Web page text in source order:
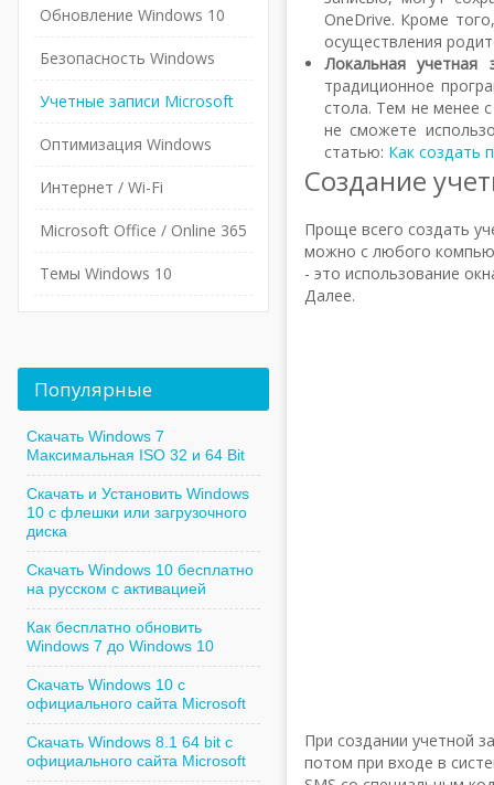
OneDrive. Кроме
осуществления
Локальная учетная
традиционное
стола. Тем не менее
не сможете
статью: Как создать
Создание
Проще всего создать
можно с любого
- это использование
Далее.
При создании учетной
потом при входе в
Обновление Windows 10
Безопасность Windows
Учетные записи Microsoft
Оптимизация Windows
Интернет / Wi-Fi
Microsoft Office / Online 365
Темы Windows 10
Популярные
Скачать Windows 7
Максимальная ISO 32 и 64 Bit
Скачать и Установить Windows
10 с флешки или загрузочного
диска
Скачать Windows 10 бесплатно
на русском с активацией
Как бесплатно обновить
Windows 7 до Windows 10
Скачать Windows 10 с
официального сайта Microsoft
Скачать Windows 8.1 64 bit с
официального сайта Microsoft